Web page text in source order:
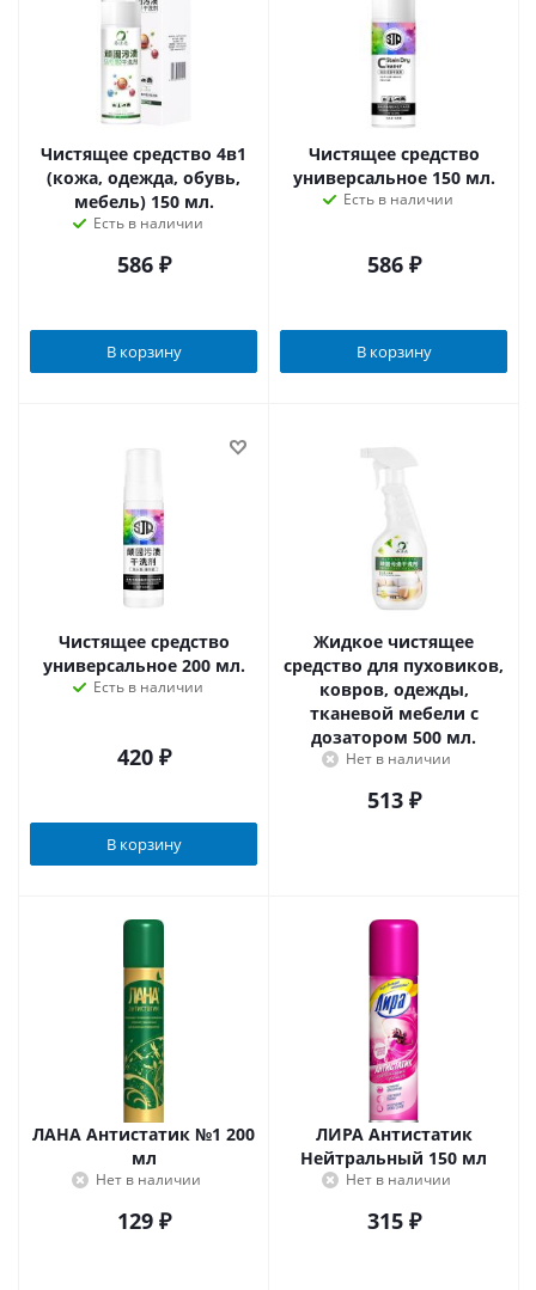
Чистящее средство 4в1
(кожа, одежда, обувь,
мебель) 150 мл.
Есть в наличии
586₽
В корзину
Чистящее средство
универсальное 150 мл.
Есть в наличии
586₽
В корзину
Чистящее средство
универсальное 200 мл.
Есть в наличии
420₽
В корзину
Жидкое чистящее
средство для пуховиков,
ковров, одежды,
тканевой мебели с
дозатором 500 мл.
Нет в наличии
513₽
ЛАНА Антистатик №1 200
мл
Нет в наличии
129₽
ЛИРА Антистатик
Нейтральный 150 мл
Нет в наличии
315₽